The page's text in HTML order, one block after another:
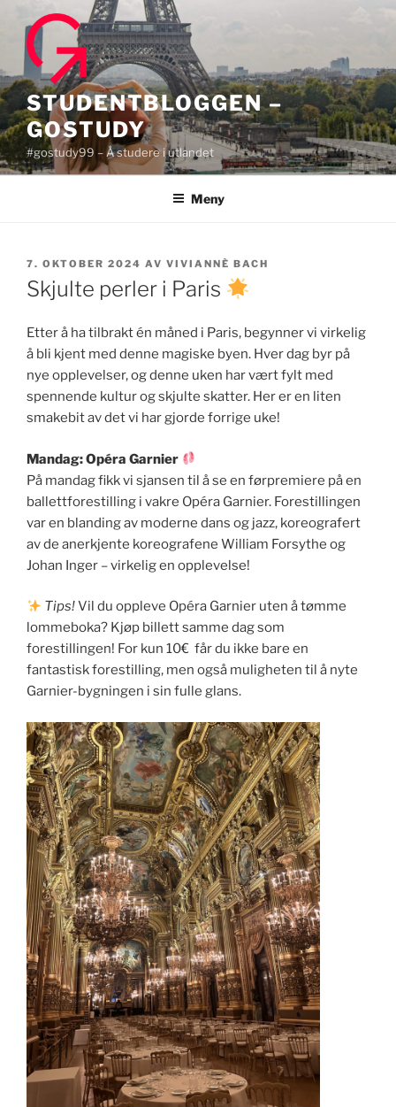
innhold
STUDENTBLOGGEN –
GOSTUDY
#gostudy99 – Å studere i utlandet
Meny
PUBLISERT
7. OKTOBER 2024 AV VIVIANNÈ BACH
Skjulte perler i Paris
Etter å ha tilbrakt én måned i Paris, begynner vi virkelig
å bli kjent med denne magiske byen. Hver dag byr på
nye opplevelser, og denne uken har vært fylt med
spennende kultur og skjulte skatter. Her er en liten
smakebit av det vi har gjorde forrige uke!
Mandag: Opéra Garnier
På mandag fikk vi sjansen til å se en førpremiere på en
ballettforestilling i vakre Opéra Garnier. Forestillingen
var en blanding av moderne dans og jazz, koreografert
av de anerkjente koreografene William Forsythe og
Johan Inger – virkelig en opplevelse!
Tips!Vil du oppleve Opéra Garnier uten å tømme
lommeboka? Kjøp billett samme dag som
forestillingen! For kun 10€ får du ikke bare en
fantastisk forestilling, men også muligheten til å nyte
Garnier-bygningen i sin fulle glans.